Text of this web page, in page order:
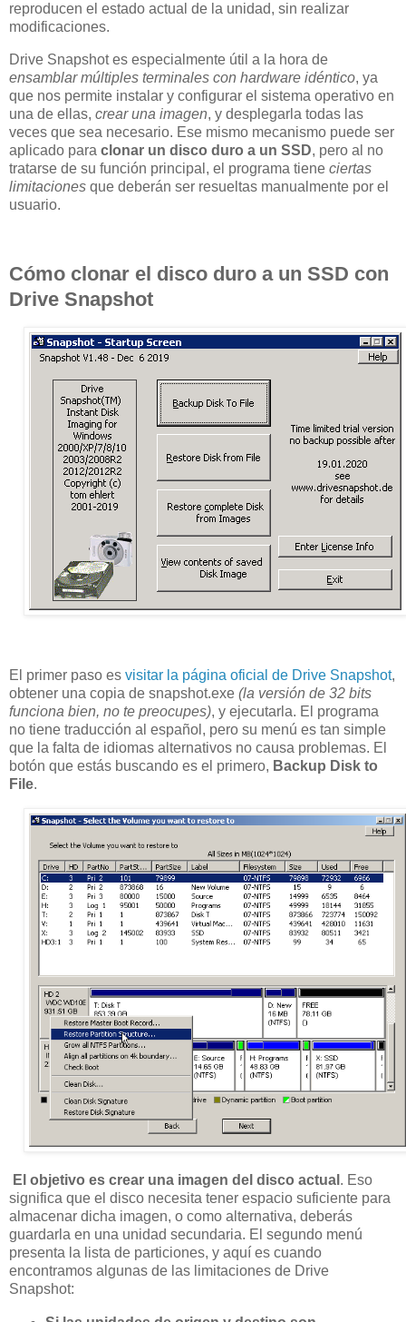
reproducen el estado actual de la unidad, sin realizar
modificaciones.
Drive Snapshot es especialmente útil a la hora de
ensamblar múltiples terminales con hardware idéntico, ya
que nos permite instalar y configurar el sistema operativo en
una de ellas, crear una imagen, y desplegarla todas las
veces que sea necesario. Ese mismo mecanismo puede ser
aplicado para clonar un disco duro a un SSD, pero al no
tratarse de su función principal, el programa tiene ciertas
limitaciones que deberán ser resueltas manualmente por el
usuario.
Cómo clonar el disco duro a un SSD con
Drive Snapshot
El primer paso es visitar la página oficial de Drive Snapshot,
obtener una copia de snapshot.exe (la versión de 32 bits
funciona bien, no te preocupes), y ejecutarla. El programa
no tiene traducción al español, pero su menú es tan simple
que la falta de idiomas alternativos no causa problemas. El
botón que estás buscando es el primero, Backup Disk to
File.
El objetivo es crear una imagen del disco actual . Eso
significa que el disco necesita tener espacio suficiente para
almacenar dicha imagen, o como alternativa, deberás
guardarla en una unidad secundaria. El segundo menú
presenta la lista de particiones, y aquí es cuando
encontramos algunas de las limitaciones de Drive
Snapshot: